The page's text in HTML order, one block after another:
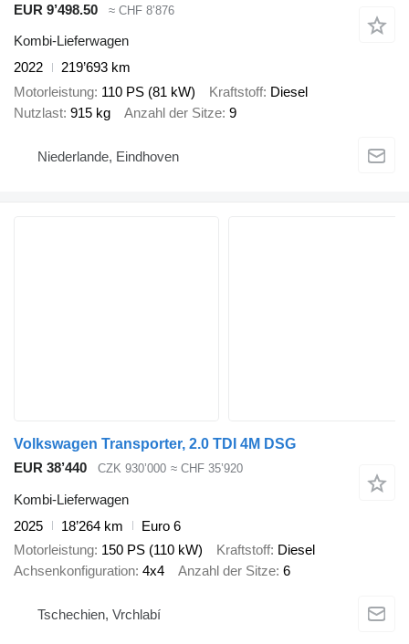
EUR 9’498.50
≈ CHF 8’876
Kombi-Lieferwagen
2022
219’693 km
Motorleistung 110 PS (81 kW) Kraftstoff Diesel
Nutzlast 915 kg Anzahl der Sitze 9
Niederlande, Eindhoven
Volkswagen Transporter, 2.0 TDI 4M DSG
EUR 38’440
CZK 930’000 ≈ CHF 35’920
Kombi-Lieferwagen
2025
18’264 km
Euro 6
Motorleistung 150 PS (110 kW) Kraftstoff Diesel
Achsenkonfiguration 4x4 Anzahl der Sitze 6
Tschechien, Vrchlabí